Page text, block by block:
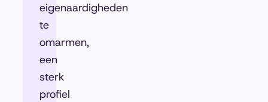
eigenaardigheden
te
omarmen,
een
sterk
profiel